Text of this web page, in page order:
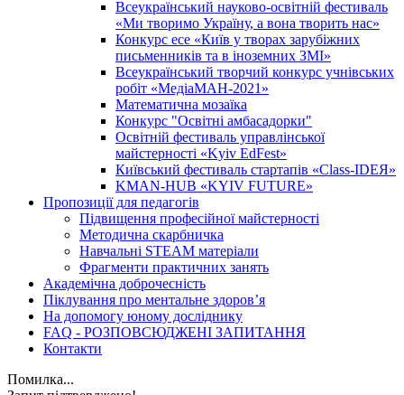
Всеукраїнський науково-освітній фестиваль
«Ми творимо Україну, а вона творить нас»
Конкурс есе «Київ у творах зарубіжних
письменників та в іноземних ЗМІ»
Всеукраїнський творчий конкурс учнівських
робіт «МедіаМАН-2021»
Математична мозаїка
Конкурс "Освітні амбасадорки"
Освітній фестиваль управлінської
майстерності «Kyiv EdFest»
Київський фестиваль стартапів «Class-IDEЯ»
KMAN-HUB «KYIV FUTURE»
Пропозиції для педагогів
Підвищення професійної майстерності
Методична скарбничка
Навчальні STEAM матеріали
Фрагменти практичних занять
Академічна доброчесність
Піклування про ментальне здоровʼя
На допомогу юному досліднику
FAQ - РОЗПОВСЮДЖЕНІ ЗАПИТАННЯ
Контакти
Помилка...